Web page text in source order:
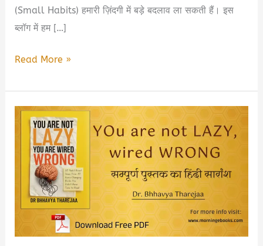
(Small Habits) हमारी ज़िंदगी में बड़े बदलाव ला सकती हैं। इस
ब्लॉग में हम […]
Atomic
Book
Summary
Hindi
Download
Read More »